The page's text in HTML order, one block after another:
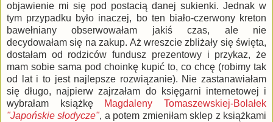
objawienie mi się pod postacią danej sukienki. Jednak w
tym przypadku było inaczej, bo ten biało-czerwony kreton
bawełniany obserwowałam jakiś czas, ale nie
decydowałam się na zakup. Aż wreszcie zbliżały się święta,
dostałam od rodziców fundusz prezentowy i przykaz, że
mam sobie sama pod choinkę kupić to, co chcę (robimy tak
od lat i to jest najlepsze rozwiązanie). Nie zastanawiałam
się długo, najpierw zajrzałam do księgarni internetowej i
wybrałam książkę Magdaleny Tomaszewskiej-Bolałek
"Japońskie słodycze", a potem zmieniłam sklep z książkami